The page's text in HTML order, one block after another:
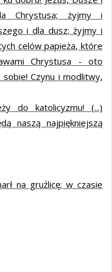
Chrystusa; żyjmy i
i dla dusz; żyjmy i
celów papieża, które
Chrystusa - oto
Czynu i modlitwy,
do katolicyzmu! (...)
naszą najpiękniejszą
na gruźlicę; w czasie